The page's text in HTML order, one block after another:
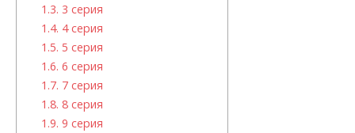
1.3. 3 серия
1.4. 4 серия
1.5. 5 серия
1.6. 6 серия
1.7. 7 серия
1.8. 8 серия
1.9. 9 серия